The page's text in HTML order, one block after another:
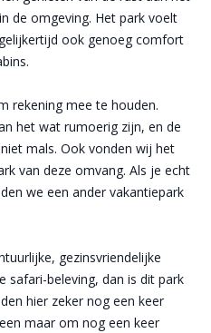
de omgeving. Het park voelt
ook genoeg comfort
rekening mee te houden.
het wat rumoerig zijn, en de
mals. Ook vonden wij het
van deze omvang. Als je echt
we een ander vakantiepark
gezinsvriendelijke
safari-beleving, dan is dit park
hier zeker nog een keer
maar om nog een keer